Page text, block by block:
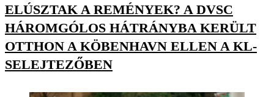
ELÚSZTAK A REMÉNYEK? A DVSC
HÁROMGÓLOS HÁTRÁNYBA KERÜLT
OTTHON A KÖBENHAVN ELLEN A KL-
SELEJTEZŐBEN